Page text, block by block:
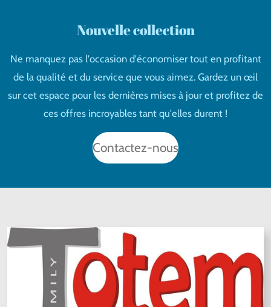
Nouvelle collection
Ne manquez pas l'occasion d'économiser tout en profitant
de la qualité et du service que vous aimez. Gardez un œil
sur cet espace pour les dernières mises à jour et profitez de
ces offres incroyables tant qu'elles durent !
Contactez-nous